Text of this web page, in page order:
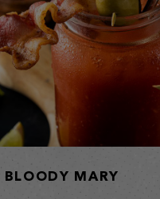
BLOODY MARY